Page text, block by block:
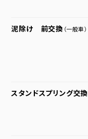
泥除け 前交換 （一般車）
スタンドスプリング交換